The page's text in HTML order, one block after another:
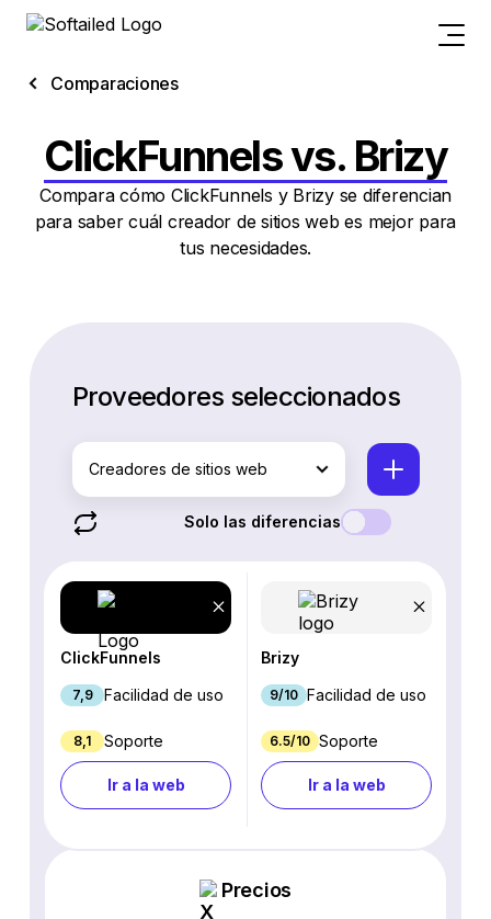
Comparaciones
ClickFunnels vs. Brizy
Compara cómo ClickFunnels y Brizy se diferencian
para saber cuál creador de sitios web es mejor para
tus necesidades.
Proveedores seleccionados
Creadores de sitios web
Solo las diferencias
ClickFunnels
7,9 Facilidad de uso
8,1 Soporte
Ir a la web
Brizy
9/10 Facilidad de uso
6.5/10 Soporte
Ir a la web
Precios